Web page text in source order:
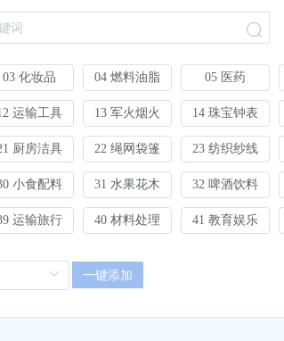
03 化妆品 04 燃料油脂 05 医药
运输工具 13 军火烟火 14 珠宝钟表
厨房洁具 22 绳网袋篷 23 纺织纱线
小食配料 31 水果花木 32 啤酒饮料
运输旅行 40 材料处理 41 教育娱乐
一键添加